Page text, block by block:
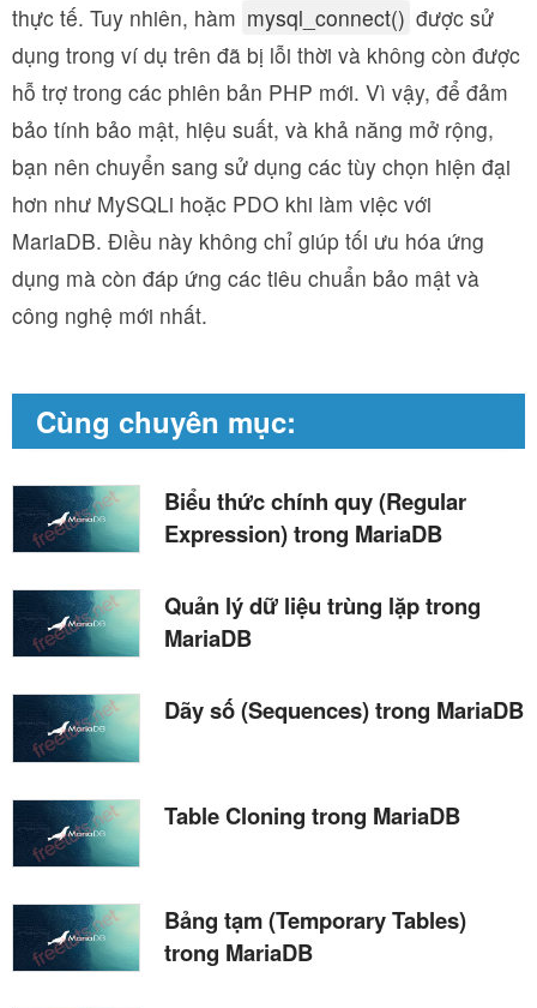
thực tế. Tuy nhiên, hàm mysql_connect() được sử
dụng trong ví dụ trên đã bị lỗi thời và không còn được
hỗ trợ trong các phiên bản PHP mới. Vì vậy, để đảm
bảo tính bảo mật, hiệu suất, và khả năng mở rộng,
bạn nên chuyển sang sử dụng các tùy chọn hiện đại
hơn như MySQLi hoặc PDO khi làm việc với
MariaDB. Điều này không chỉ giúp tối ưu hóa ứng
dụng mà còn đáp ứng các tiêu chuẩn bảo mật và
công nghệ mới nhất.
Cùng chuyên mục:
Biểu thức chính quy (Regular
Expression) trong MariaDB
Quản lý dữ liệu trùng lặp trong
MariaDB
Dãy số (Sequences) trong MariaDB
Table Cloning trong MariaDB
Bảng tạm (Temporary Tables)
trong MariaDB